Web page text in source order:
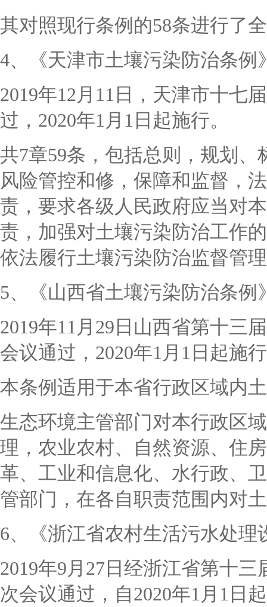
其对照现行条例的58条进行了
4、《天津市土壤污染防治条例
2019年12月11日，天津市十七
过，2020年1月1日起施行。
共7章59条，包括总则，规划
风险管控和修，保障和监督，
责，要求各级人民政府应当对
责，加强对土壤污染防治工作
依法履行土壤污染防治监督管
5、《山西省土壤污染防治条例
2019年11月29日山西省第十三
会议通过，2020年1月1日起施
本条例适用于本省行政区域内
生态环境主管部门对本行政区
理，农业农村、自然资源、住
革、工业和信息化、水行政、
管部门，在各自职责范围内对
6、《浙江省农村生活污水处理
2019年9月27日经浙江省第十
次会议通过，自2020年1月1日